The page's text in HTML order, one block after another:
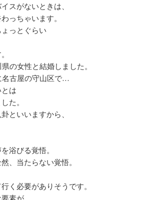
スがないときは、
っちゃいます。
っとぐらい
の女性と結婚しました。
名古屋の守山区で…
は
た。
といいますから、
浴びる覚悟。
、当たらない覚悟。
く必要がありそうです。
素が